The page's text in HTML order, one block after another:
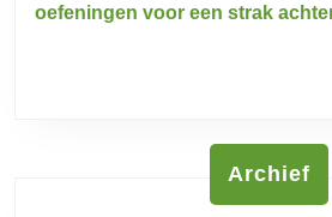
oefeningen voor een strak
Archief